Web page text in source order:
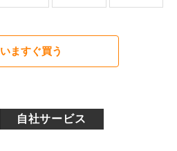
いますぐ買う
自社サービス